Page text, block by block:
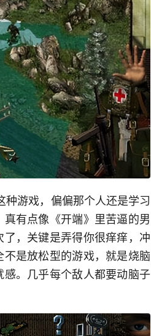
游戏，偏偏那个人还是学习
有点像《开端》里苦逼的男
，关键是弄得你很痒痒，冲
是放松型的游戏，就是烧脑
。几乎每个敌人都要动脑子